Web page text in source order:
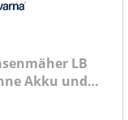
LB
Akku und